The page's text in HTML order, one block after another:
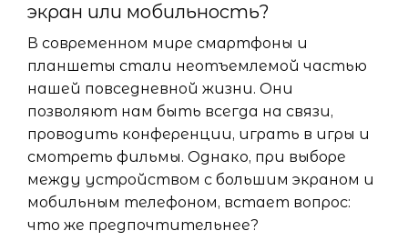
экран или мобильность?
В современном мире смартфоны и
планшеты стали неотъемлемой частью
нашей повседневной жизни. Они
позволяют нам быть всегда на связи,
проводить конференции, играть в игры и
смотреть фильмы. Однако, при выборе
между устройством с большим экраном и
мобильным телефоном, встает вопрос:
что же предпочтительнее?